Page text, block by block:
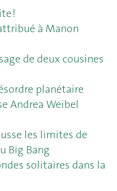
!
à Manon
de deux cousines
planétaire
Andrea Weibel
les limites de
Big Bang
solitaires dans la